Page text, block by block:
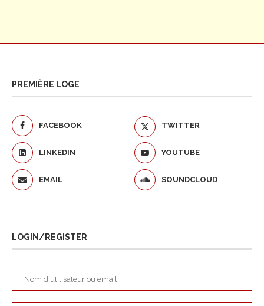
PREMIÈRE LOGE
FACEBOOK TWITTER
LINKEDIN YOUTUBE
EMAIL SOUNDCLOUD
LOGIN/REGISTER